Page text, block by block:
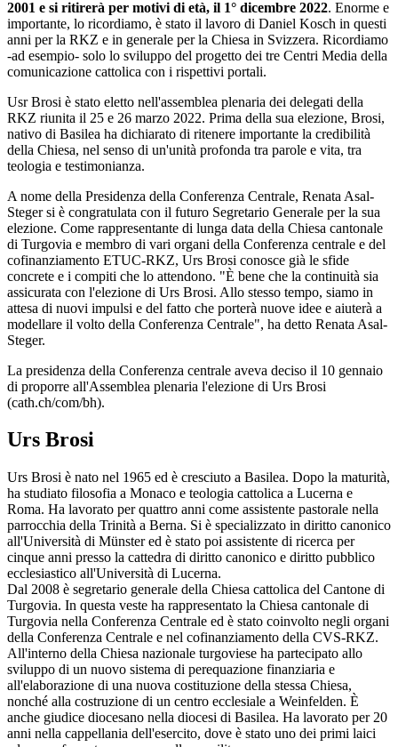
2001 e si ritirerà per motivi di età, il 1° dicembre 2022. Enorme e
importante, lo ricordiamo, è stato il lavoro di Daniel Kosch in questi
anni per la RKZ e in generale per la Chiesa in Svizzera. Ricordiamo
-ad esempio- solo lo sviluppo del progetto dei tre Centri Media della
comunicazione cattolica con i rispettivi portali.
Usr Brosi è stato eletto nell'assemblea plenaria dei delegati della
RKZ riunita il 25 e 26 marzo 2022. Prima della sua elezione, Brosi,
nativo di Basilea ha dichiarato di ritenere importante la credibilità
della Chiesa, nel senso di un'unità profonda tra parole e vita, tra
teologia e testimonianza.
A nome della Presidenza della Conferenza Centrale, Renata Asal-
Steger si è congratulata con il futuro Segretario Generale per la sua
elezione. Come rappresentante di lunga data della Chiesa cantonale
di Turgovia e membro di vari organi della Conferenza centrale e del
cofinanziamento ETUC-RKZ, Urs Brosi conosce già le sfide
concrete e i compiti che lo attendono. "È bene che la continuità sia
assicurata con l'elezione di Urs Brosi. Allo stesso tempo, siamo in
attesa di nuovi impulsi e del fatto che porterà nuove idee e aiuterà a
modellare il volto della Conferenza Centrale", ha detto Renata Asal-
Steger.
La presidenza della Conferenza centrale aveva deciso il 10 gennaio
di proporre all'Assemblea plenaria l'elezione di Urs Brosi
(cath.ch/com/bh).
Urs Brosi
Urs Brosi è nato nel 1965 ed è cresciuto a Basilea. Dopo la maturità,
ha studiato filosofia a Monaco e teologia cattolica a Lucerna e
Roma. Ha lavorato per quattro anni come assistente pastorale nella
parrocchia della Trinità a Berna. Si è specializzato in diritto canonico
all'Università di Münster ed è stato poi assistente di ricerca per
cinque anni presso la cattedra di diritto canonico e diritto pubblico
ecclesiastico all'Università di Lucerna.
Dal 2008 è segretario generale della Chiesa cattolica del Cantone di
Turgovia. In questa veste ha rappresentato la Chiesa cantonale di
Turgovia nella Conferenza Centrale ed è stato coinvolto negli organi
della Conferenza Centrale e nel cofinanziamento della CVS-RKZ.
All'interno della Chiesa nazionale turgoviese ha partecipato allo
sviluppo di un nuovo sistema di perequazione finanziaria e
all'elaborazione di una nuova costituzione della stessa Chiesa,
nonché alla costruzione di un centro ecclesiale a Weinfelden. È
anche giudice diocesano nella diocesi di Basilea. Ha lavorato per 20
anni nella cappellania dell'esercito, dove è stato uno dei primi laici